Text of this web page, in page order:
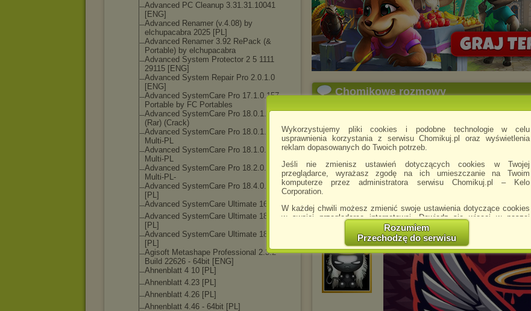
Wykorzystujemy pliki cookies i podobne technologie w celu
usprawnienia korzystania z serwisu Chomikuj.pl oraz wyświetlenia
reklam dopasowanych do Twoich potrzeb.
Jeśli nie zmienisz ustawień dotyczących cookies w Twojej
przeglądarce, wyrażasz zgodę na ich umieszczanie na Twoim
komputerze przez administratora serwisu Chomikuj.pl – Kelo
Corporation.
W każdej chwili możesz zmienić swoje ustawienia dotyczące cookies
w swojej przeglądarce internetowej. Dowiedz się więcej w naszej
http://chomikuj.pl/PolitykaPrywatnosci.aspx
Jednocześnie informujemy że zmiana ustawień przeglądarki może
spowodować ograniczenie korzystania ze strony Chomikuj.pl.
W przypadku braku twojej zgody na akceptację cookies niestety
prosimy o opuszczenie serwisu chomikuj.pl.
Wykorzystanie plików cookies
przezZaufanych Partnerów
(dostosowanie reklam do Twoich potrzeb, analiza skuteczności działań
Rozumiem
Przechodzę do serwisu
Advanced PC Cleanup 3.31.31.10041
[ENG]
Advanced Renamer (v.4.08) by
elchupacabra 2025 [PL]
Advanced Renamer 3.92 RePack (&
Portable) by elchupacabra
Advanced System Protector 2 5 1111
29115 [ENG]
Advanced System Repair Pro 2.0.1.0
[ENG]
Advanced SystemCare Pro 17.1.0.157
Portable by FC Portables
Advanced SystemCare Pro 18.0.1.158
(Rar) (Crack)
Advanced SystemCare Pro 18.0.1.175
Multi-PL
Advanced SystemCare Pro 18.1.0.201
Multi-PL
Advanced SystemCare Pro 18.2.0.222
Multi-PL-
Advanced SystemCare Pro 18.4.0.247
[PL]
Advanced SystemCare Ultimate 16.6.0.99
Advanced SystemCare Ultimate 18.0.0.85
[PL]
Advanced SystemCare Ultimate 18.1.0.87
[PL]
Agisoft Metashape Professional 2.3.2
Build 22626 - 64bit [ENG]
Ahnenblatt 4 10 [PL]
Ahnenblatt 4.23 [PL]
Ahnenblatt 4.26 [PL]
Ahnenblatt 4.46 - 64bit [PL]
Chomikowe rozmowy
Działa.
ice99_men napisano 5.05.2026 08:26
AM_AM napisano 8.06.2026 22:12